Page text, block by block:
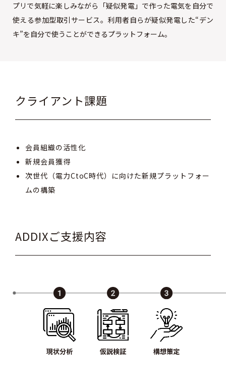
プリで気軽に楽しみながら「疑似発電」で作った電気を自分で
使える参加型取引サービス。利用者自らが疑似発電した“デン
キ”を自分で使うことができるプラットフォーム。
クライアント課題
会員組織の活性化
新規会員獲得
次世代（電力CtoC時代）に向けた新規プラットフォー
ムの構築
ADDIXご支援内容